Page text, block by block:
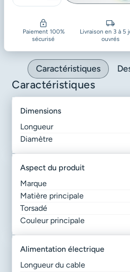
Paiement 100%
sécurisé
Livraison en 3 à 5
ouvrés
Caractéristiques
Caractéristiques
dimensions
Longueur
Diamètre
aspect du produit
Marque
Matière principale
Torsadé
Couleur principale
alimentation électrique
Longueur du cable